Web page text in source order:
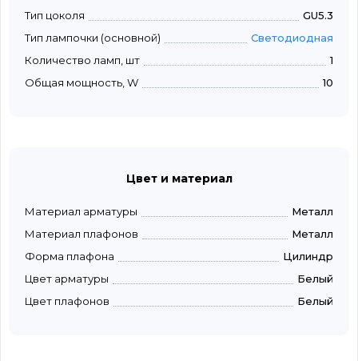
Тип цоколя
GU5.3
Тип лампочки (основной)
Светодиодная
Количество ламп, шт
1
Общая мощность, W
10
Цвет и материал
Материал арматуры
Металл
Материал плафонов
Металл
Форма плафона
Цилиндр
Цвет арматуры
Белый
Цвет плафонов
Белый